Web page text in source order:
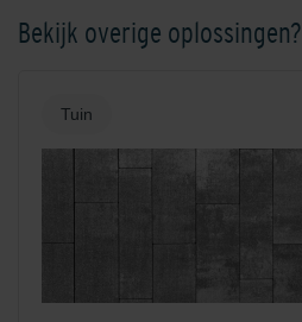
Bekijk overige oplossingen?
Tuin